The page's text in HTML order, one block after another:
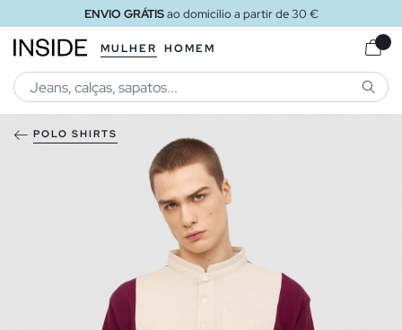
ENVIO GRÁTISao domicílio a partir de 30 €
MULHER HOMEM
POLO SHIRTS